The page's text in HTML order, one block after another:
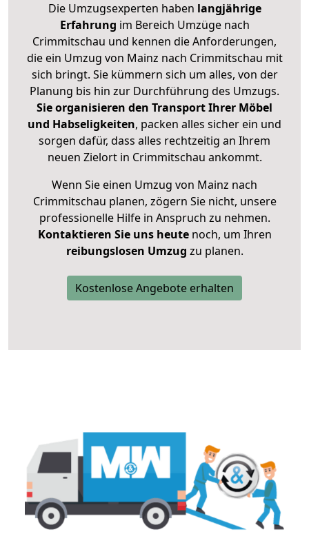
Die Umzugsexperten haben langjährige
Erfahrung im Bereich Umzüge nach
Crimmitschau und kennen die Anforderungen,
die ein Umzug von Mainz nach Crimmitschau mit
sich bringt. Sie kümmern sich um alles, von der
Planung bis hin zur Durchführung des Umzugs.
Sie organisieren den Transport Ihrer Möbel
und Habseligkeiten, packen alles sicher ein und
sorgen dafür, dass alles rechtzeitig an Ihrem
neuen Zielort in Crimmitschau ankommt.
Wenn Sie einen Umzug von Mainz nach
Crimmitschau planen, zögern Sie nicht, unsere
professionelle Hilfe in Anspruch zu nehmen.
Kontaktieren Sie uns heutenoch, um Ihren
reibungslosen Umzug zu planen.
Kostenlose Angebote erhalten